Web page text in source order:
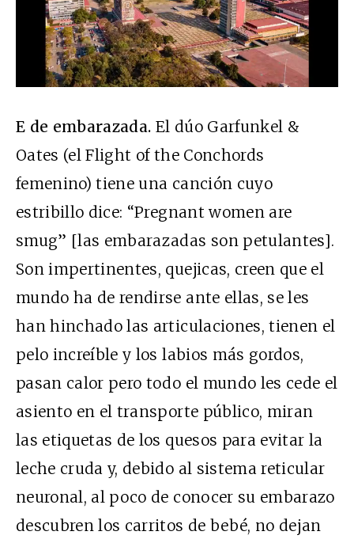
E de embarazada. El dúo Garfunkel &
Oates (el Flight of the Conchords
femenino) tiene una canción cuyo
estribillo dice: “Pregnant women are
smug” [las embarazadas son petulantes].
Son impertinentes, quejicas, creen que el
mundo ha de rendirse ante ellas, se les
han hinchado las articulaciones, tienen el
pelo increíble y los labios más gordos,
pasan calor pero todo el mundo les cede el
asiento en el transporte público, miran
las etiquetas de los quesos para evitar la
leche cruda y, debido al sistema reticular
neuronal, al poco de conocer su embarazo
descubren los carritos de bebé, no dejan